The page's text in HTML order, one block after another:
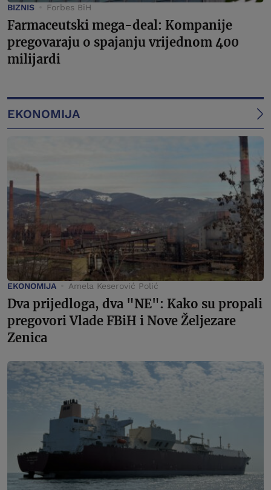
BIZNIS Forbes BiH
Farmaceutski mega-deal: Kompanije
pregovaraju o spajanju vrijednom 400
milijardi
EKONOMIJA
EKONOMIJA Amela Keserović Polić
Dva prijedloga, dva "NE": Kako su propali
pregovori Vlade FBiH i Nove Željezare
Zenica